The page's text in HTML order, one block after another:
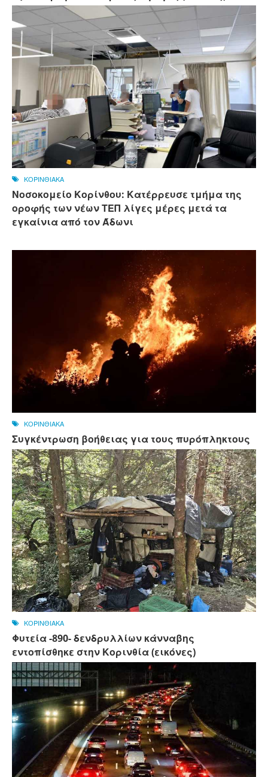
ΚΟΡΙΝΘΙΑΚΑ
Νοσοκομείο Κορίνθου: Κατέρρευσε τμήμα της
οροφής των νέων ΤΕΠ λίγες μέρες μετά τα
εγκαίνια από τον Άδωνι
ΚΟΡΙΝΘΙΑΚΑ
Συγκέντρωση βοήθειας για τους πυρόπληκτους
ΚΟΡΙΝΘΙΑΚΑ
Φυτεία -890- δενδρυλλίων κάνναβης
εντοπίσθηκε στην Κορινθία (εικόνες)